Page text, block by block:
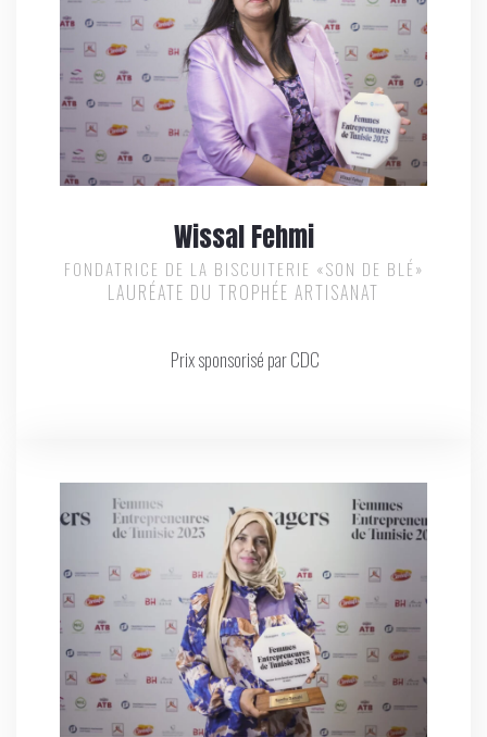
Wissal Fehmi
FONDATRICE DE LA BISCUITERIE «SON DE BLÉ»
LAURÉATE DU TROPHÉE ARTISANAT
Prix sponsorisé par CDC